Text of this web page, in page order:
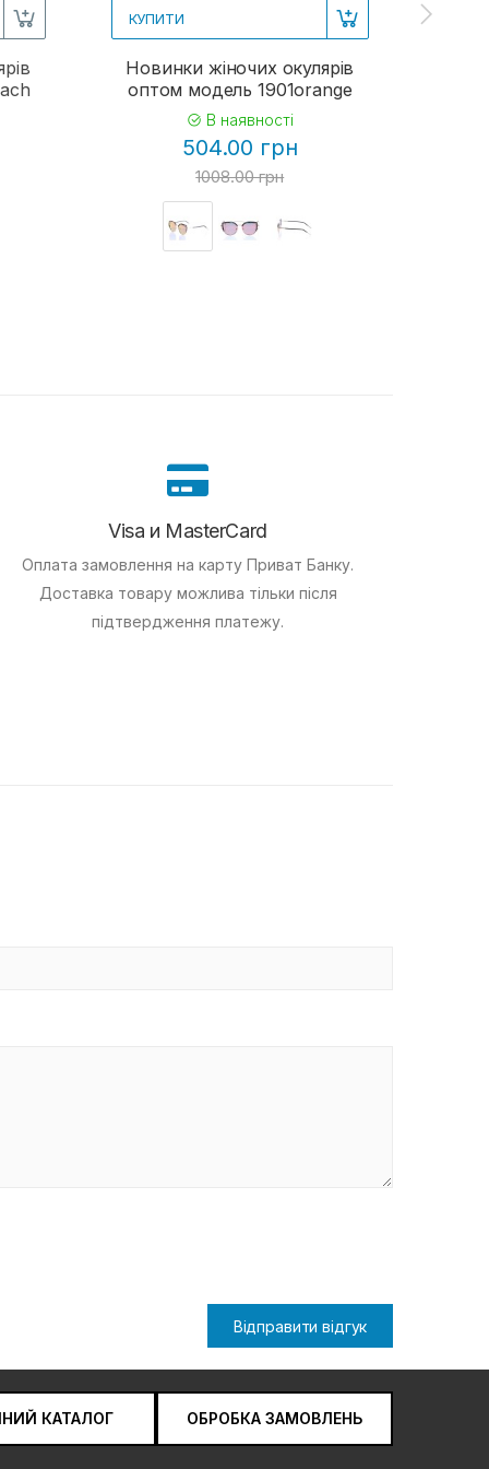
КУПИТИ
Новинки жіночих окулярів
оптом модель 1901orange
В наявності
504.00 грн
1008.00 грн
Visa и MasterCard
Оплата замовлення на карту Приват Банку.
Доставка товару можлива тільки після
підтвердження платежу.
Відправити відгук
КАТАЛОГ ОБРОБКА ЗАМОВЛЕНЬ